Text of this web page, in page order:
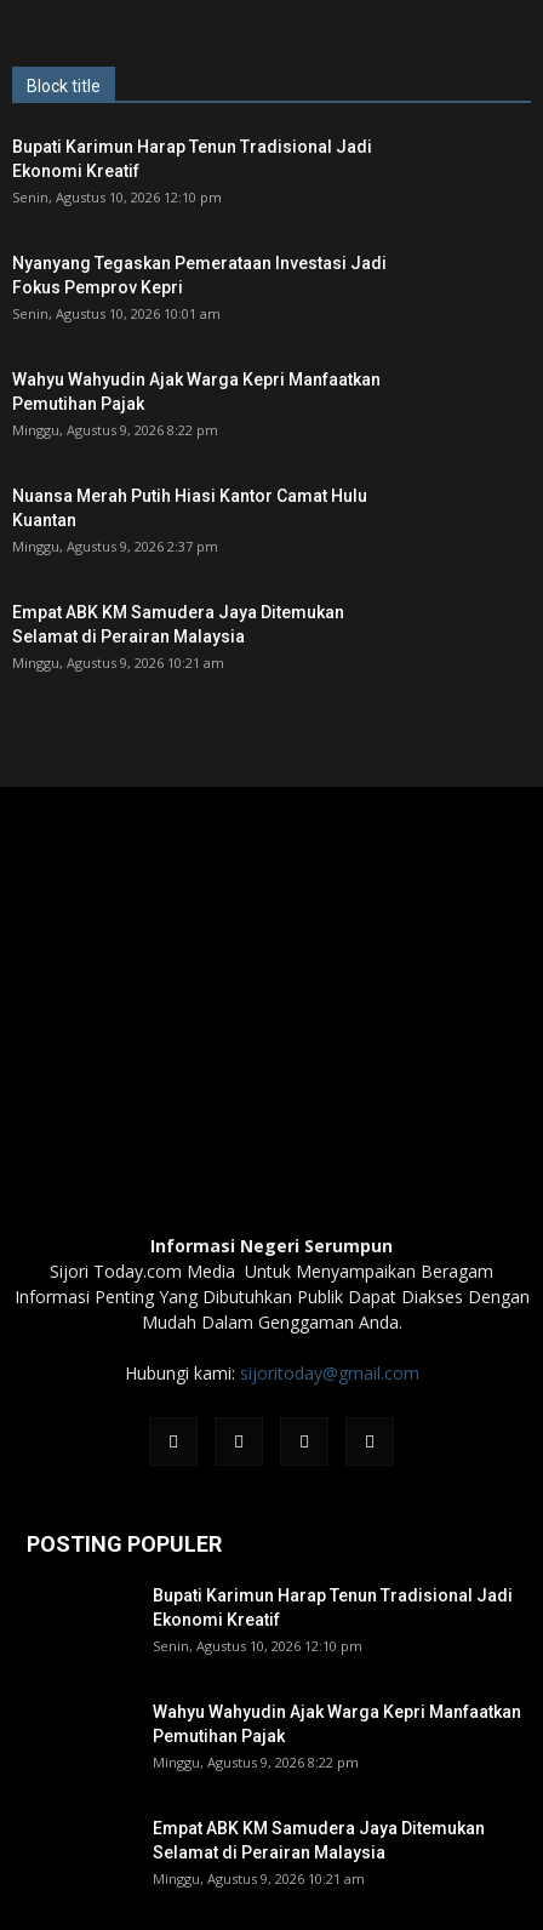
Block title
Bupati Karimun Harap Tenun Tradisional Jadi
Ekonomi Kreatif
Senin, Agustus 10, 2026 12:10 pm
Nyanyang Tegaskan Pemerataan Investasi Jadi
Fokus Pemprov Kepri
Senin, Agustus 10, 2026 10:01 am
Wahyu Wahyudin Ajak Warga Kepri Manfaatkan
Pemutihan Pajak
Minggu, Agustus 9, 2026 8:22 pm
Nuansa Merah Putih Hiasi Kantor Camat Hulu
Kuantan
Minggu, Agustus 9, 2026 2:37 pm
Empat ABK KM Samudera Jaya Ditemukan
Selamat di Perairan Malaysia
Minggu, Agustus 9, 2026 10:21 am
Informasi Negeri Serumpun
Sijori Today.com Media Untuk Menyampaikan Beragam
Informasi Penting Yang Dibutuhkan Publik Dapat Diakses Dengan
Mudah Dalam Genggaman Anda.
Hubungi kami: sijoritoday@gmail.com
POSTING POPULER
Bupati Karimun Harap Tenun Tradisional Jadi
Ekonomi Kreatif
Senin, Agustus 10, 2026 12:10 pm
Wahyu Wahyudin Ajak Warga Kepri Manfaatkan
Pemutihan Pajak
Minggu, Agustus 9, 2026 8:22 pm
Empat ABK KM Samudera Jaya Ditemukan
Selamat di Perairan Malaysia
Minggu, Agustus 9, 2026 10:21 am